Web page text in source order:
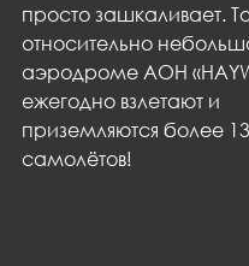
просто зашкаливает.
относительно
аэродроме АОН
ежегодно взлетают и
приземляются более
самолётов!